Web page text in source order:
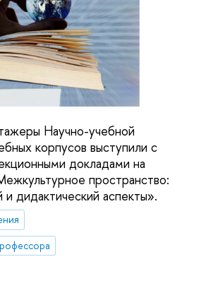
Научно-учебной
корпусов выступили с
докладами на
пространство:
и дидактический аспекты».